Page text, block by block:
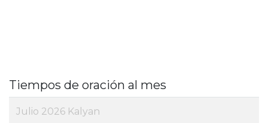
Tiempos de oración al mes
Julio 2026 Kalyan